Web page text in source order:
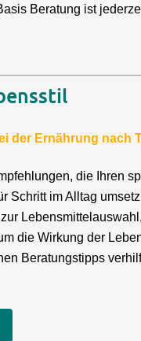
Beratung ist
der Ernährung nach
die Ihren
Schritt im Alltag
die Wirkung der
Beratungstipps